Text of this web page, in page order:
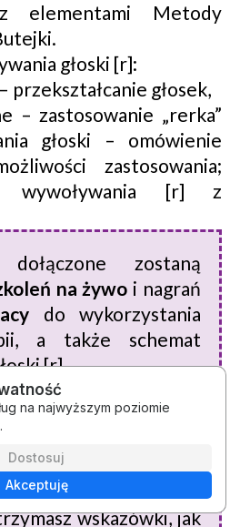
elementami Metody
głoski [r]:
przekształcanie głosek,
– zastosowanie „rerka”
głoski – omówienie
zastosowania;
wywoływania [r] z
zostaną
na żywo i nagrań
do wykorzystania
a także schemat
[r].
sesja Q&A
na temat rotacyzmu
grudnia 2025 r.–
zadać pytanie, które
wskazówki, jak
na najwyższym poziomie
Dostosuj
Akceptuję